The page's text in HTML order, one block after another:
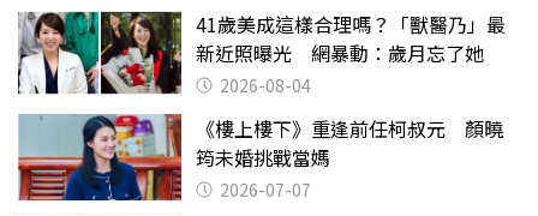
41歲美成這樣合理嗎？「獸醫乃」最
新近照曝光 網暴動：歲月忘了她
2026-08-04
《樓上樓下》重逢前任柯叔元 顏曉
筠未婚挑戰當媽
2026-07-07